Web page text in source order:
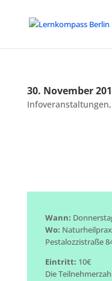
30. November
Infoveranstaltungen,
Wann:
Wo:
Pestalozzistraße
Eintritt: 10€
Die